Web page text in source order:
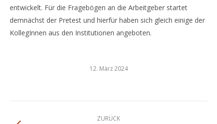
entwickelt. Für die Fragebögen an die Arbeitgeber startet
demnächst der Pretest und hierfür haben sich gleich einige der
KollegInnen aus den Institutionen angeboten.
12. März 2024
Kommentarnavigation
ZURÜCK